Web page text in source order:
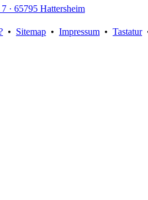
· 65795 Hattersheim
• Sitemap • Impressum • Tastatur